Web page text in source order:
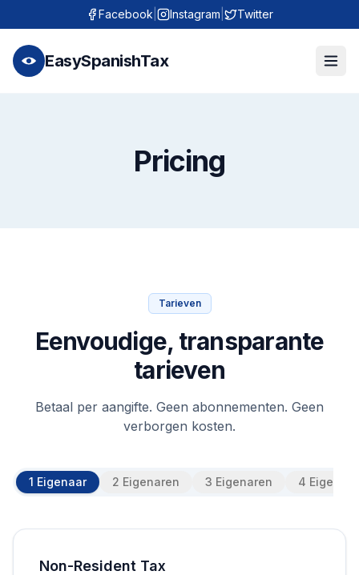
Facebook Instagram Twitter
EasySpanishTax
Pricing
Tarieven
Eenvoudige, transparante
tarieven
Betaal per aangifte. Geen abonnementen. Geen
verborgen kosten.
1 Eigenaar 2 Eigenaren 3 Eigenaren 4
Non-Resident Tax